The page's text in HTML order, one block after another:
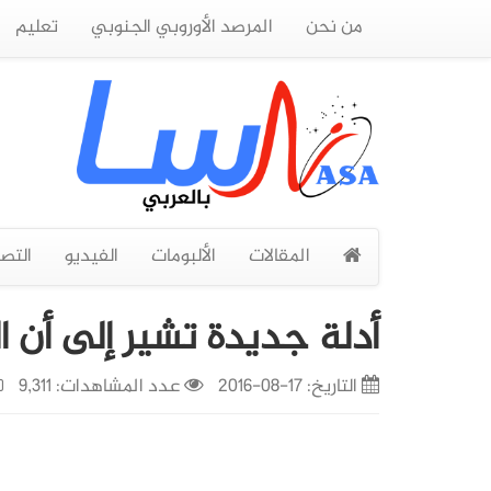
من نحن المرصد الأوروبي الجنوبي تعليم
المقالات الألبومات الفيديو
أدلة جديدة تشير إلى
التاريخ:17-08-2016 عدد المشاهدات: 9,311